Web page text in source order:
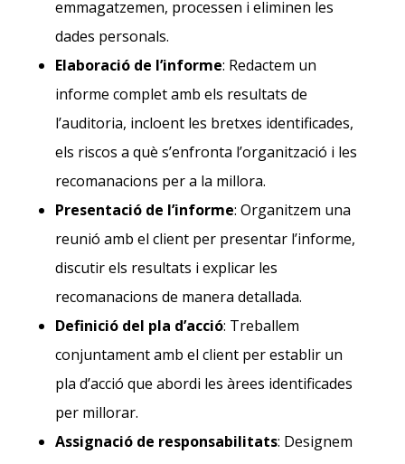
emmagatzemen, processen i eliminen les
dades personals.
Elaboració de l’informe: Redactem un
informe complet amb els resultats de
l’auditoria, incloent les bretxes identificades,
els riscos a què s’enfronta l’organització i les
recomanacions per a la millora.
Presentació de l’informe: Organitzem una
reunió amb el client per presentar l’informe,
discutir els resultats i explicar les
recomanacions de manera detallada.
Definició del pla d’acció: Treballem
conjuntament amb el client per establir un
pla d’acció que abordi les àrees identificades
per millorar.
Assignació de responsabilitats: Designem